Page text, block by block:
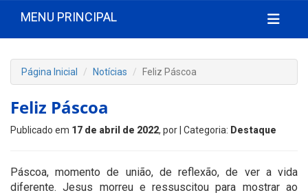
MENU PRINCIPAL
Página Inicial Notícias Feliz Páscoa
Feliz Páscoa
Publicado em 17 de abril de 2022, por | Categoria: Destaque
Páscoa, momento de união, de reflexão, de ver a vida
diferente. Jesus morreu e ressuscitou para mostrar ao